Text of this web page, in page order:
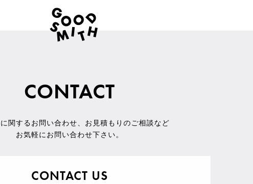
CONTACT
関するお問い合わせ、 お見積もりのご相談など
お気軽にお問い合わせ下さい。
CONTACT US